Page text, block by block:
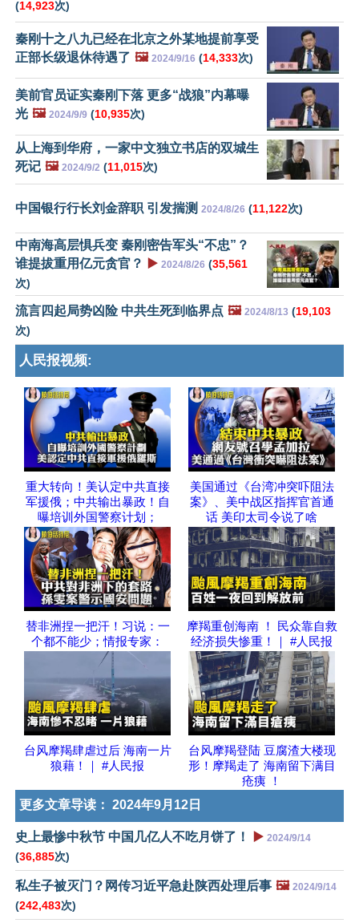
(14,923次)
秦刚十之八九已经在北京之外某地提前享受
正部长级退休待遇了 🖼️ 2024/9/16 (14,333次)
美前官员证实秦刚下落 更多“战狼”内幕曝
光 🖼️ 2024/9/9 (10,935次)
从上海到华府，一家中文独立书店的双城生
死记 🖼️ 2024/9/2 (11,015次)
中国银行行长刘金辞职 引发揣测 2024/8/26 (11,122次)
中南海高层惧兵变 秦刚密告军头“不忠”？
谁提拔重用亿元贪官？
▶️ 2024/8/26 (35,561
次)
流言四起局势凶险 中共生死到临界点 🖼️ 2024/8/13 (19,103
次)
人民报视频:
重大转向！美认定中共直接
军援俄；中共输出暴政！自
曝培训外国警察计划；
美国通过《台湾冲突吓阻法
案》、美中战区指挥官首通
话 美印太司令说了啥
替非洲捏一把汗！习说：一
个都不能少；情报专家：
摩羯重创海南 ！ 民众靠自救
经济损失惨重！｜ #人民报
台风摩羯肆虐过后 海南一片
狼藉！｜ #人民报
台风摩羯登陆 豆腐渣大楼现
形！摩羯走了 海南留下满目
疮痍 ！
更多文章导读： 2024年9月12日
史上最惨中秋节 中国几亿人不吃月饼了！ ▶️ 2024/9/14
(36,885次)
私生子被灭门？网传习近平急赴陕西处理后事 🖼️ 2024/9/14
(242,483次)